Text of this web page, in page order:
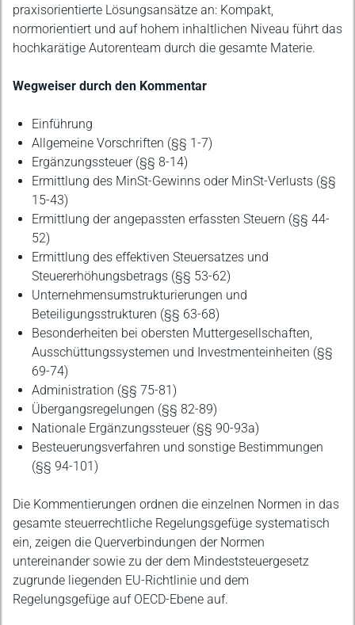
praxisorientierte Lösungsansätze an: Kompakt,
normorientiert und auf hohem inhaltlichen Niveau führt das
hochkarätige Autorenteam durch die gesamte Materie.
Wegweiser durch den Kommentar
Einführung
Allgemeine Vorschriften (§§ 1-7)
Ergänzungssteuer (§§ 8-14)
Ermittlung des MinSt-Gewinns oder MinSt-Verlusts (§§
15-43)
Ermittlung der angepassten erfassten Steuern (§§ 44-
52)
Ermittlung des effektiven Steuersatzes und
Steuererhöhungsbetrags (§§ 53-62)
Unternehmensumstrukturierungen und
Beteiligungsstrukturen (§§ 63-68)
Besonderheiten bei obersten Muttergesellschaften,
Ausschüttungssystemen und Investmenteinheiten (§§
69-74)
Administration (§§ 75-81)
Übergangsregelungen (§§ 82-89)
Nationale Ergänzungssteuer (§§ 90-93a)
Besteuerungsverfahren und sonstige Bestimmungen
(§§ 94-101)
Die Kommentierungen ordnen die einzelnen Normen in das
gesamte steuerrechtliche Regelungsgefüge systematisch
ein, zeigen die Querverbindungen der Normen
untereinander sowie zu der dem Mindeststeuergesetz
zugrunde liegenden EU-Richtlinie und dem
Regelungsgefüge auf OECD-Ebene auf.